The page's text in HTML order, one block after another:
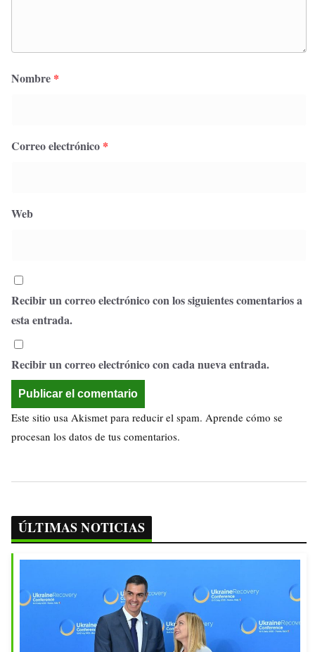
Nombre *
Correo electrónico *
Web
Recibir un correo electrónico con los siguientes comentarios a
esta entrada.
Recibir un correo electrónico con cada nueva entrada.
Este sitio usa Akismet para reducir el spam. Aprende cómo se
procesan los datos de tus comentarios.
ÚLTIMAS NOTICIAS